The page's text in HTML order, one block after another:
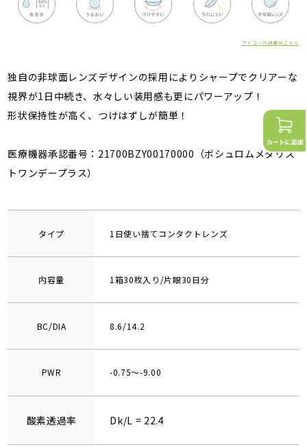
アイコンの詳細はこちら
独自の非球面レンズデザインの採用によりシャープでクリアーな
視界が1日中続き、水々しい装用感も更にパワーアップ！
形状保持性が高く、つけはずしが簡単！
医療機器承認番号：21700BZY00170000（ボシュロムメダリス
トワンデープラス）
タイプ 1日使い捨てコンタクトレンズ
内容量 1箱30枚入り/片眼30日分
BC/DIA 8.6/14.2
PWR -0.75～-9.00
酸素透過率 Dk/L = 22.4